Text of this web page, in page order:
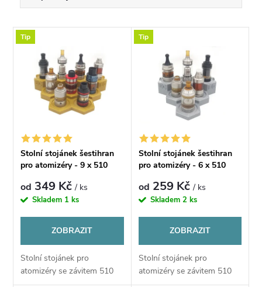
a
í
p
r
d
Nejdražší
Nejprodávanější
Abecedně
V
i
s
p
r
o
d
Tip
Stolní stojánek šestihran
pro atomizéry - 9 x 510
od 349 Kč/ ks
Skladem 1 ks
ZOBRAZIT
Stolní stojánek pro
atomizéry se závitem 510
Tip
Stolní stojánek šestihran
pro atomizéry - 6 x 510
od 259 Kč/ ks
Skladem 2 ks
ZOBRAZIT
Stolní stojánek pro
atomizéry se závitem 510